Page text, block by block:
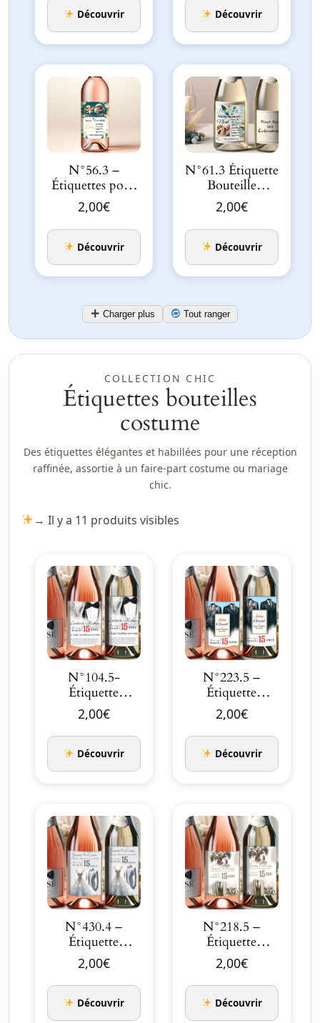
Découvrir Découvrir
N°56.3 –
Étiquettes pour
bouteille Ange
Éclats D…
2,00€
Découvrir
N°61.3 Étiquette
Bouteille
Assortie au
Faire-part
Vert…
2,00€
Découvrir
Charger plus Tout ranger
COLLECTION CHIC
Étiquettes bouteilles
costume
Des étiquettes élégantes et habillées pour une réception
raffinée, assortie à un faire-part costume ou mariage
chic.
→ Il y a 11 produits visibles
N°104.5-
Étiquette
bouteille
Élégance et
Passion en no…
2,00€
Découvrir
N°223.5 –
Étiquette
bouteille
Costume duo
hommes…
2,00€
Découvrir
N°430.4 –
Étiquette
bouteille Le
Grand Jour
Cost…
2,00€
Découvrir
N°218.5 –
Étiquette
bouteille
L’olivier de…
2,00€
Découvrir